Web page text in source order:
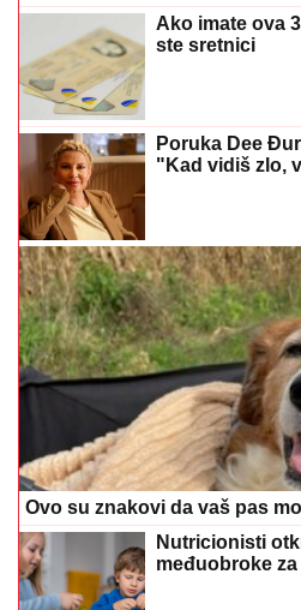
Ako imate ova
ste sretnici
Poruka Dee
"Kad vidiš zlo,
Ovo su znakovi da vaš pas
Nutricionisti
međuobroke